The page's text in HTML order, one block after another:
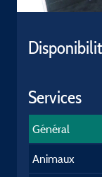
Services
Général
Animaux